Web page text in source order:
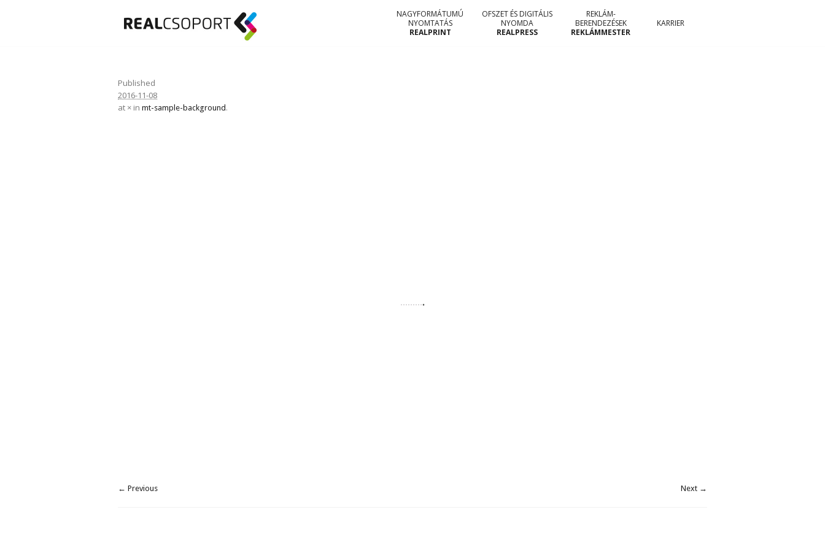
NAGYFORMÁTUMÚ
NYOMTATÁS
REALPRINT
OFSZET ÉS DIGITÁLIS
NYOMDA
REALPRESS
REKLÁM-
BERENDEZÉSEK
REKLÁMMESTER
KARRIER
Published
2016-11-08
at × in mt-sample-background .
← Previous Next →